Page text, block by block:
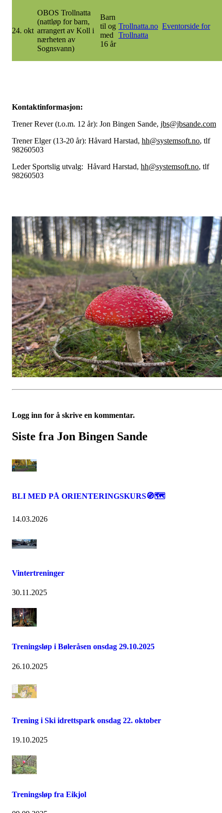
24. okt
OBOS Trollnatta
(nattløp for barn,
arrangert av Koll i
nærheten av
Sognsvann)
Barn
til og
med
16 år
Trollnatta.no Eventorside for
Trollnatta
Kontaktinformasjon:
Trener Rever (t.o.m. 12 år): Jon Bingen Sande, jbs@jbsande.com
Trener Elger (13-20 år): Håvard Harstad, hh@systemsoft.no, tlf
98260503
Leder Sportslig utvalg: Håvard Harstad, hh@systemsoft.no, tlf
98260503
Logg inn for å skrive en kommentar.
Siste fra Jon Bingen Sande
BLI MED PÅ ORIENTERINGSKURS🧭🗺️
14.03.2026
Vintertreninger
30.11.2025
Treningsløp i Bøleråsen onsdag 29.10.2025
26.10.2025
Trening i Ski idrettspark onsdag 22. oktober
19.10.2025
Treningsløp fra Eikjol